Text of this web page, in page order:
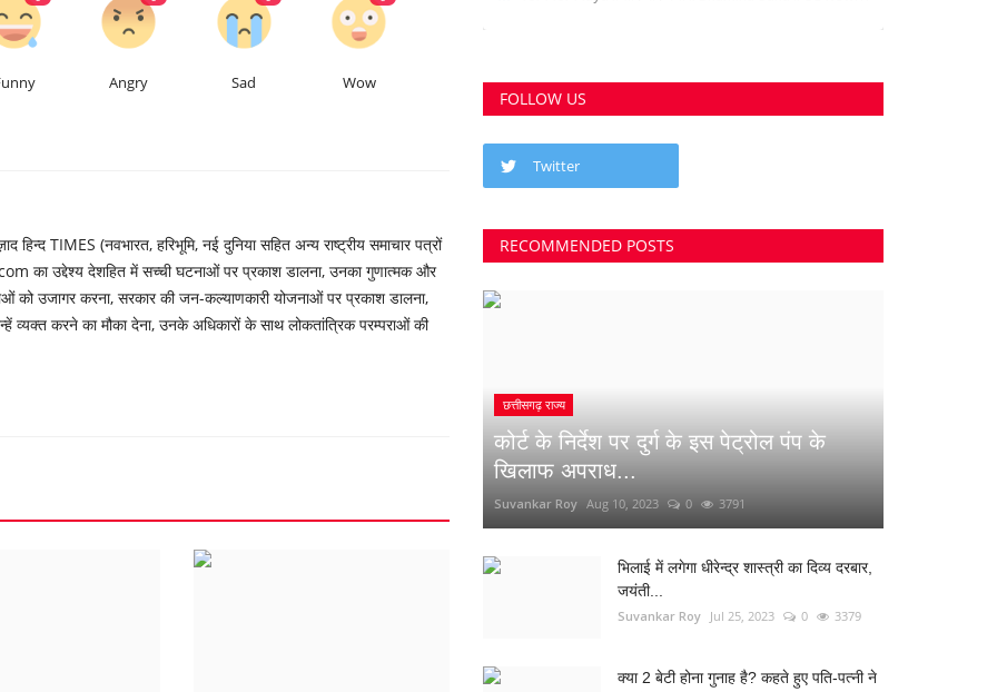
Angry Sad Wow
TIMES (नवभारत, हरिभूमि, नई दुनिया सहित अन्य राष्ट्रीय समाचार पत्रों
का उद्देश्य देशहित में सच्ची घटनाओं पर प्रकाश डालना, उनका गुणात्मक और
को उजागर करना, सरकार की जन-कल्याणकारी योजनाओं पर प्रकाश डालना,
व्यक्त करने का मौका देना, उनके अधिकारों के साथ लोकतांत्रिक परम्पराओं की
FOLLOW US
Twitter
RECOMMENDED POSTS
छत्तीसगढ़ राज्य
कोर्ट के निर्देश पर दुर्ग के इस पेट्रोल पंप के
खिलाफ अपराध...
Suvankar Roy Aug 10, 2023 0 3791
भिलाई में लगेगा धीरेन्द्र शास्त्री का दिव्य दरबार,
जयंती...
Suvankar Roy Jul 25, 2023 0 3379
क्या 2 बेटी होना गुनाह है? कहते हुए पति-पत्नी ने